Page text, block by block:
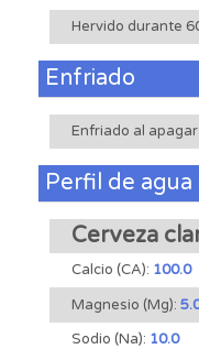
Hervido durante
Enfriado
Enfriado al
Perfil de agua
Cerveza
Calcio (CA): 100.0
Magnesio (Mg):
Sodio (Na): 10.0